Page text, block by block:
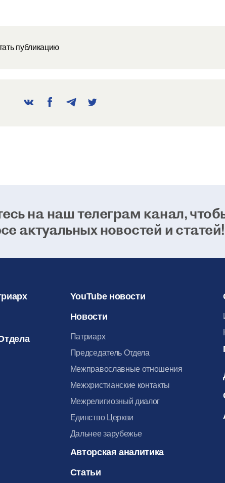
публикацию
на наш телеграм канал,
актуальных новостей и статей!
YouTube новости
Новости
Патриарх
Председатель Отдела
Межправославные отношения
Межхристианские контакты
Межрелигиозный диалог
Единство Церкви
Дальнее зарубежье
Авторская аналитика
Статьи